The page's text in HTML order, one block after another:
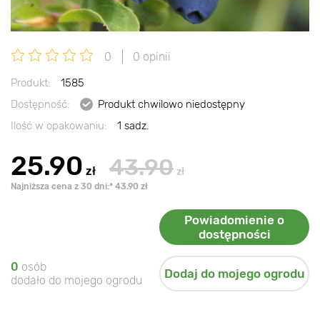
0 0 opinii
Produkt:
1585
Dostępność:
Produkt chwilowo niedostępny
Ilość w opakowaniu:
1 sadz.
25.90 zł 43.90 zł
Najniższa cena z 30 dni:* 43.90 zł
Powiadomienie o
dostępności
0 osób
dodało do mojego ogrodu
Dodaj do mojego ogrodu